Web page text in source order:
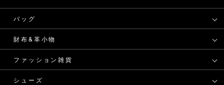
バッグ
財布&革小物
ファッション雑貨
シューズ